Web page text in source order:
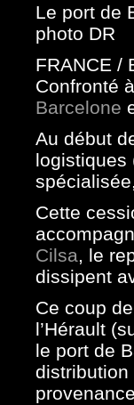
Le port de
photo DR
FRANCE /
Confronté
Barcelone
Au début
logistiques
Cette
Cilsa, le
dissipent
Ce coup
l’Hérault
le port de
distribution